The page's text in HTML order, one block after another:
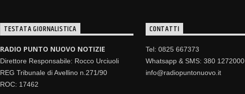
TESTATA GIORNALISTICA
RADIO PUNTO NUOVO NOTIZIE
Direttore Responsabile: Rocco Urciuoli
REG Tribunale di Avellino n.271/90
ROC: 17462
CONTATTI
Tel: 0825 667373
Whatsapp & SMS: 380 1272000
info@radiopuntonuovo.it